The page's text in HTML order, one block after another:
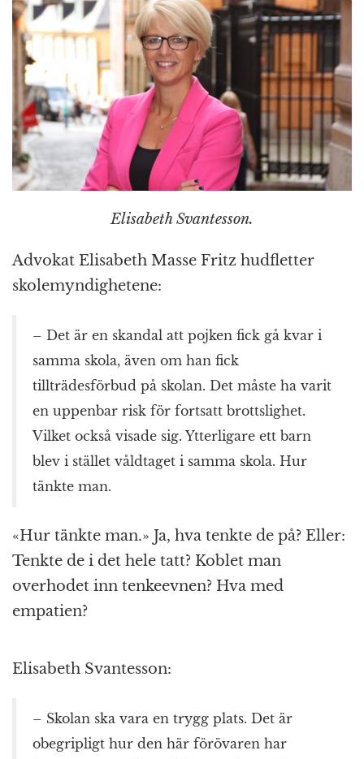
Elisabeth Svantesson.
Advokat Elisabeth Masse Fritz hudfletter
skolemyndighetene:
– Det är en skandal att pojken fick gå kvar i
samma skola, även om han fick
tillträdesförbud på skolan. Det måste ha varit
en uppenbar risk för fortsatt brottslighet.
Vilket också visade sig. Ytterligare ett barn
blev i stället våldtaget i samma skola. Hur
tänkte man.
«Hur tänkte man.» Ja, hva tenkte de på? Eller:
Tenkte de i det hele tatt? Koblet man
overhodet inn tenkeevnen? Hva med
empatien?
Elisabeth Svantesson:
– Skolan ska vara en trygg plats. Det är
obegripligt hur den här förövaren har